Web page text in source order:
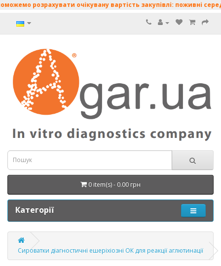
розрахувати очікувану вартість закупівлі: поживні
0 item(s) - 0.00 грн
Категорії
Сироватки діагностичні ешеріхіозні ОК для реакції аглютинації